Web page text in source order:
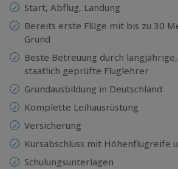
Start, Abflug, Landung
Bereits erste Flüge mit bis zu 30
Grund
Beste Betreuung durch
staatlich geprüfte Fluglehrer
Grundausbildung in Deutschland
Komplette Leihausrüstung
Versicherung
Kursabschluss mit Höhenflugreife
Schulungsunterlagen